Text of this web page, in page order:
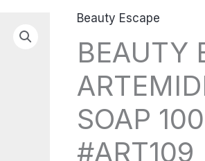
Beauty Escape
BEAUTY
SOAP
#ART109
ilość
BEAUTY
ESCAPE
ARTEMIDE
HAND
SOAP
1000ML